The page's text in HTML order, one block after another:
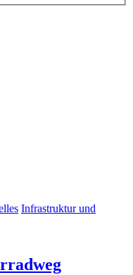
Infrastruktur und